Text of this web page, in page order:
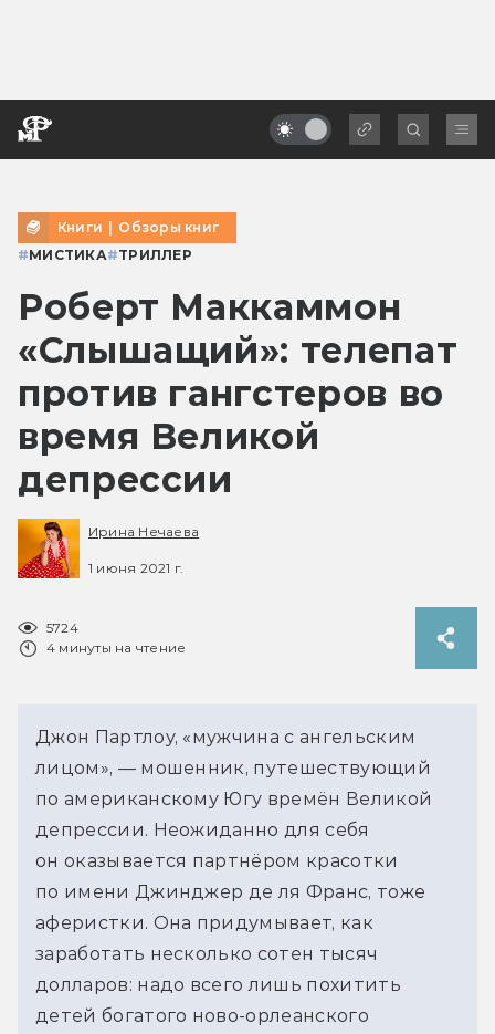
Книги | Обзоры книг
#МИСТИКА#ТРИЛЛЕР
Роберт Маккаммон
«Слышащий»: телепат
против гангстеров во
время Великой
депрессии
Ирина Нечаева
1 июня 2021 г.
5724
4 минуты на чтение
Джон Партлоу, «мужчина с ангельским
лицом», — мошенник, путешествующий
по американскому Югу времён Великой
депрессии. Неожиданно для себя
он оказывается партнёром красотки
по имени Джинджер де ля Франс, тоже
аферистки. Она придумывает, как
заработать несколько сотен тысяч
долларов: надо всего лишь похитить
детей богатого ново-орлеанского